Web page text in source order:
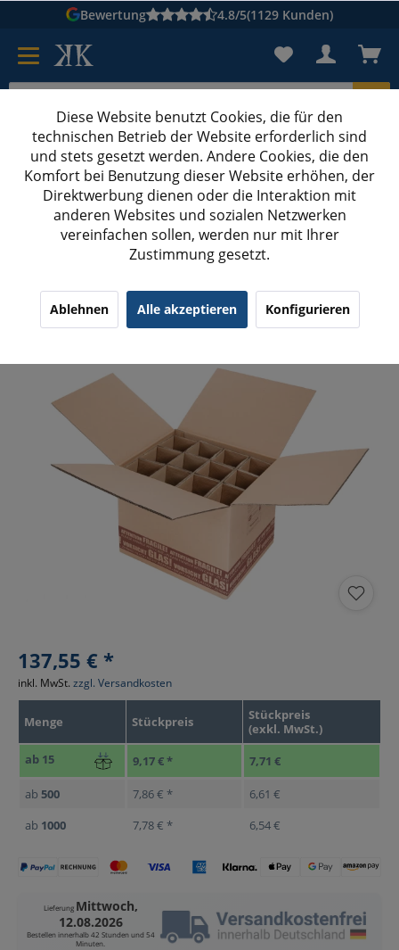
Bewertung 4.8/5(1129 Kunden)
Karton suchen
Kartons bedruckenKartons nach Maß
Flaschenkarton
370x415x310 mm 12er Flaschenkarton
137,55 € *
Menge Stückpreis
Stückpreis
(exkl. MwSt.)
ab 15 9,17 € * 7,71 €
ab 500 7,86 € *
6,61 €
ab 1000 7,78 € * 6,54 €
inkl. MwSt. zzgl. Versandkosten
Lieferung Mittwoch,
12.08.2026
Bestellen innerhalb42 Stunden und 54
Minuten.
Diese Website benutzt Cookies, die für den
technischen Betrieb der Website erforderlich sind
und stets gesetzt werden. Andere Cookies, die den
Komfort bei Benutzung dieser Website erhöhen, der
Direktwerbung dienen oder die Interaktion mit
anderen Websites und sozialen Netzwerken
vereinfachen sollen, werden nur mit Ihrer
Zustimmung gesetzt.
Ablehnen Alle akzeptieren Konfigurieren